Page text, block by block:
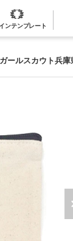
ンテンプレート
ールスカウト兵庫